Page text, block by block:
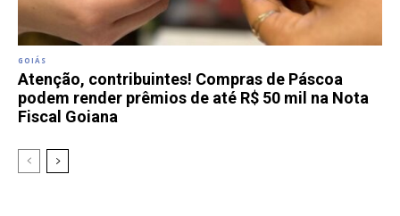
GOIÁS
Atenção, contribuintes! Compras de Páscoa
podem render prêmios de até R$ 50 mil na Nota
Fiscal Goiana